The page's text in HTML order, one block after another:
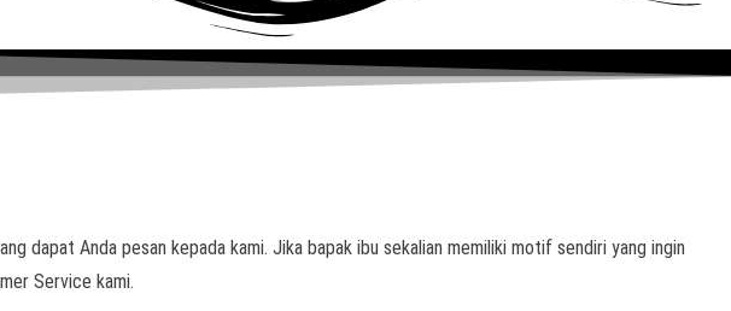
dapat Anda pesan kepada kami. Jika bapak ibu sekalian memiliki motif sendiri yang ingin
Service kami.